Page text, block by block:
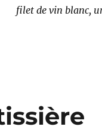
filet de vin blanc,